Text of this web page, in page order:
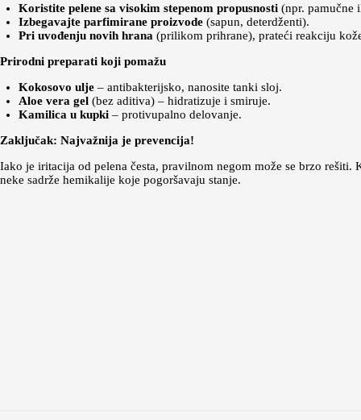
Koristite pelene sa visokim stepenom propusnosti(npr. pamučne
Izbegavajte parfimirane proizvode(sapun, deterdženti).
Pri uvođenju novih hrana (prilikom prihrane), prateći reakciju
Prirodni preparati koji pomažu
Kokosovo ulje– antibakterijsko, nanosite tanki sloj.
Aloe vera gel(bez aditiva) – hidratizuje i smiruje.
Kamilica u kupki– protivupalno delovanje.
Zaključak: Najvažnija je prevencija!
Iako je iritacija od pelena česta, pravilnom negom može se brzo rešiti.
neke sadrže hemikalije koje pogoršavaju stanje.